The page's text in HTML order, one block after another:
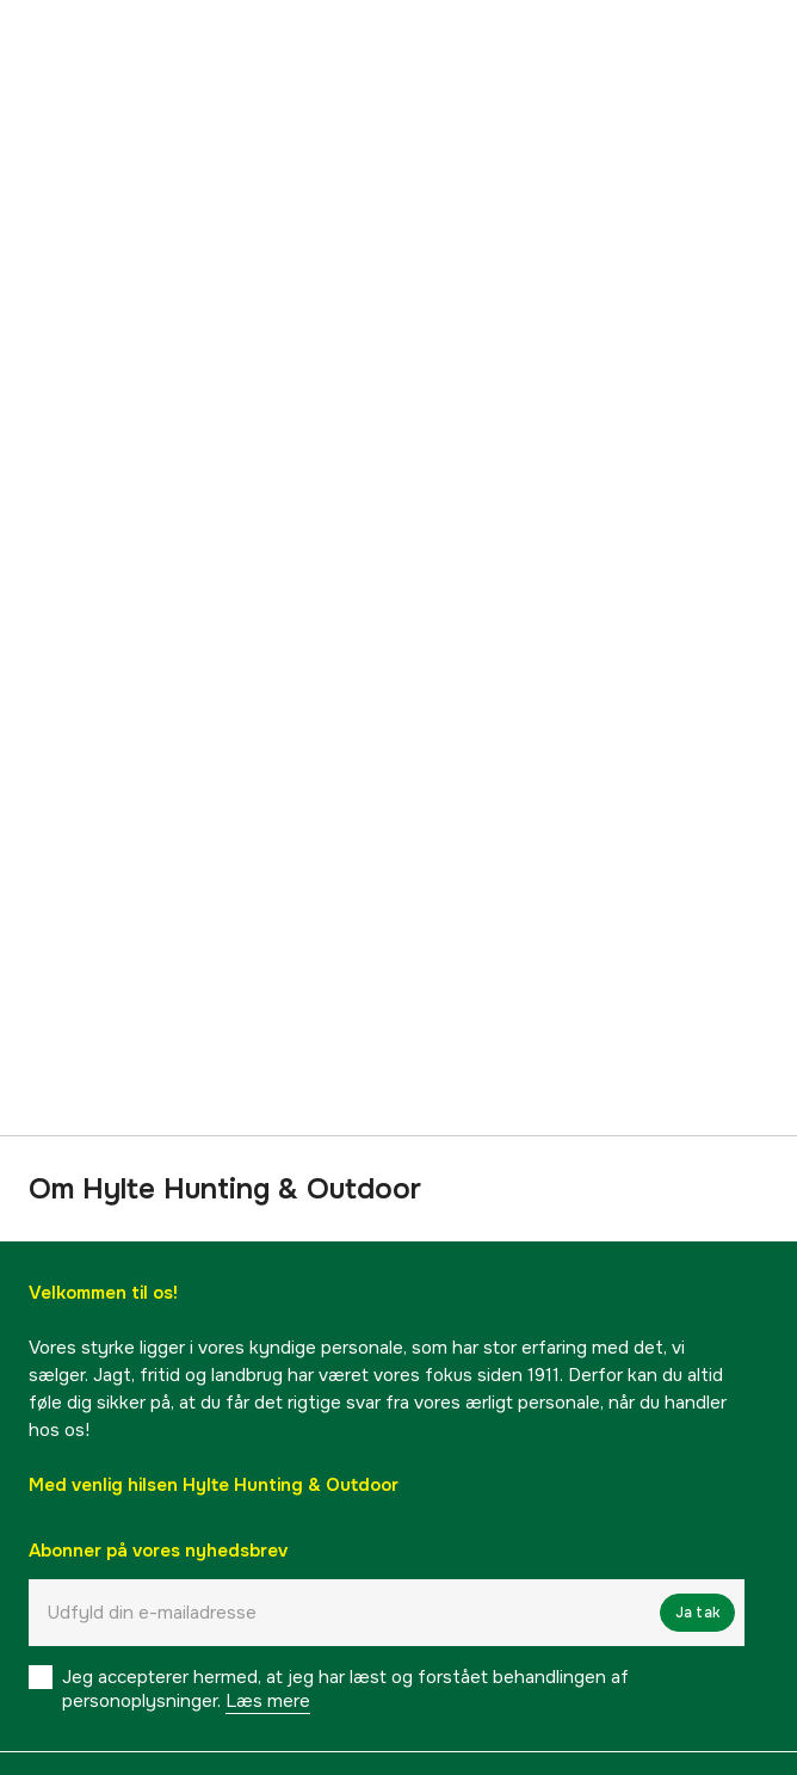
Om Hylte Hunting & Outdoor
Velkommen til os!
Vores styrke ligger i vores kyndige personale, som har stor erfaring med det, vi
sælger. Jagt, fritid og landbrug har været vores fokus siden 1911. Derfor kan du altid
føle dig sikker på, at du får det rigtige svar fra vores ærligt personale, når du handler
hos os!
Med venlig hilsen Hylte Hunting & Outdoor
Abonner på vores nyhedsbrev
Ja tak
Jeg accepterer hermed, at jeg har læst og forstået behandlingen af ​​
personoplysninger. Læs mere